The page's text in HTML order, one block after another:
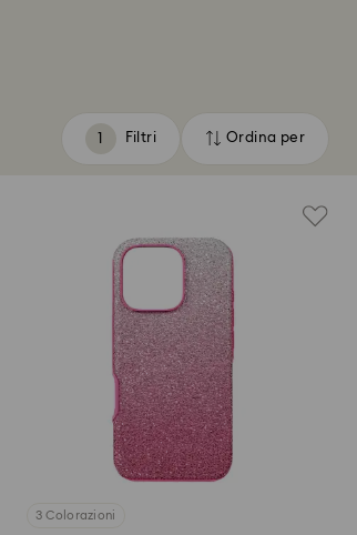
Filtri
Filtri Ordina per
Ordina
3 Colorazioni